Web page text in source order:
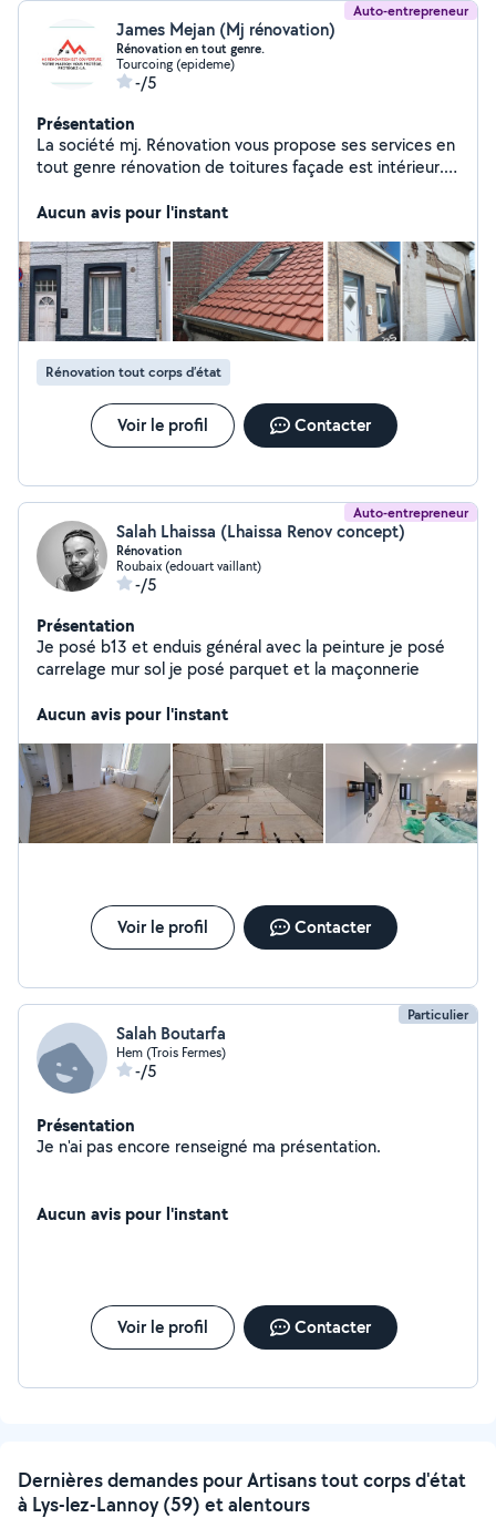
Auto-entrepreneur
James Mejan (Mj rénovation)
Rénovation en tout genre.
Tourcoing (epideme)
-/5
Présentation
La société mj. Rénovation vous propose ses services en
tout genre rénovation de toitures façade est intérieur.
gratuite. N'hésitez pas si vous voulez en profiter.
Aucun avis pour l'instant
Rénovation tout corps d’état
Voir le profil Contacter
Auto-entrepreneur
Salah Lhaissa (Lhaissa Renov concept)
Rénovation
Roubaix (edouart vaillant)
-/5
Présentation
Je posé b13 et enduis général avec la peinture je posé
carrelage mur sol je posé parquet et la maçonnerie
Aucun avis pour l'instant
Voir le profil Contacter
Particulier
Salah Boutarfa
Hem (Trois Fermes)
-/5
Présentation
Je n'ai pas encore renseigné ma présentation.
Aucun avis pour l'instant
Voir le profil Contacter
Dernières demandes pour Artisans tout corps d'état
à Lys-lez-Lannoy (59) et alentours